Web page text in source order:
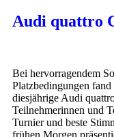
Audi quattro
Bei hervorragendem
Platzbedingungen
diesjährige Audi
Teilnehmerinnen und
Turnier und beste
frühen Morgen